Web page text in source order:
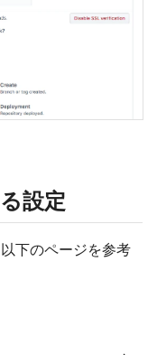
設定
下のページを参考